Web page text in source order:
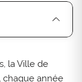
la Ville de
chaque année